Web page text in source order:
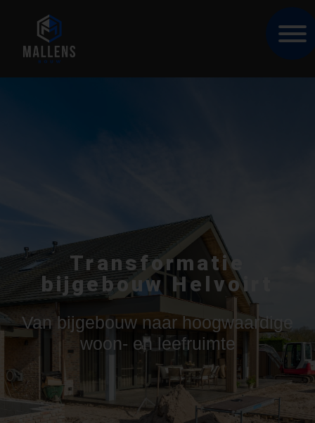
Transformatie
bijgebouw Helvoirt
Van bijgebouw naar hoogwaardige
woon- en leefruimte